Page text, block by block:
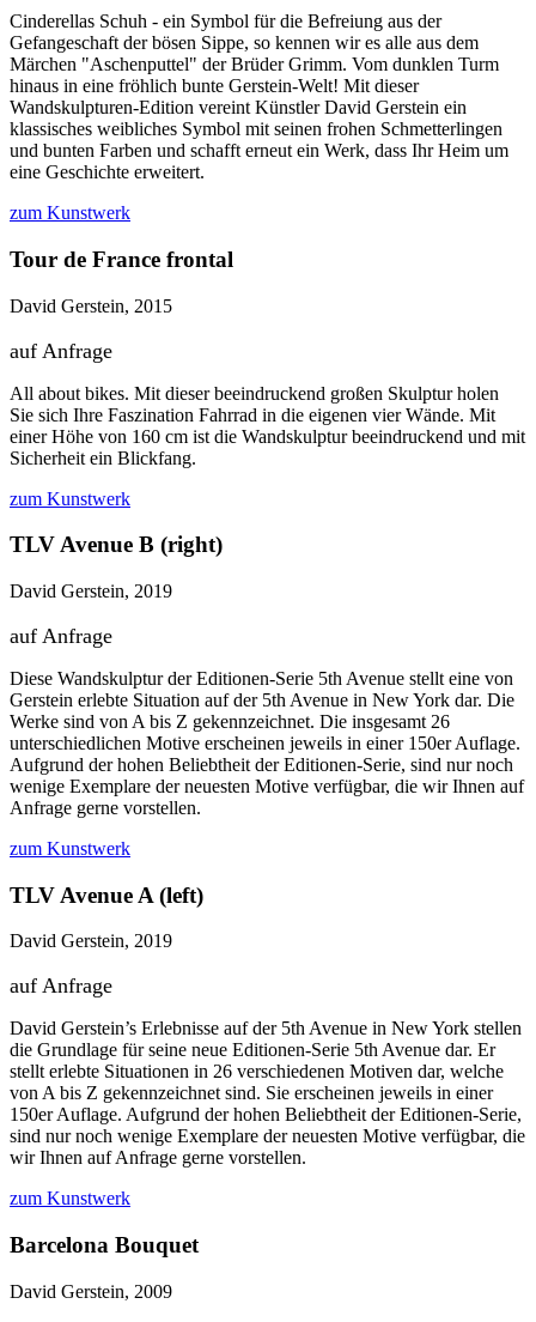
Cinderellas Schuh - ein Symbol für die Befreiung aus der
Gefangeschaft der bösen Sippe, so kennen wir es alle aus dem
Märchen "Aschenputtel" der Brüder Grimm. Vom dunklen Turm
hinaus in eine fröhlich bunte Gerstein-Welt! Mit dieser
Wandskulpturen-Edition vereint Künstler David Gerstein ein
klassisches weibliches Symbol mit seinen frohen Schmetterlingen
und bunten Farben und schafft erneut ein Werk, dass Ihr Heim um
eine Geschichte erweitert.
zum Kunstwerk
Tour de France frontal
David Gerstein, 2015
auf Anfrage
All about bikes. Mit dieser beeindruckend großen Skulptur holen
Sie sich Ihre Faszination Fahrrad in die eigenen vier Wände. Mit
einer Höhe von 160 cm ist die Wandskulptur beeindruckend und mit
Sicherheit ein Blickfang.
zum Kunstwerk
TLV Avenue B (right)
David Gerstein, 2019
auf Anfrage
Diese Wandskulptur der Editionen-Serie 5th Avenue stellt eine von
Gerstein erlebte Situation auf der 5th Avenue in New York dar. Die
Werke sind von A bis Z gekennzeichnet. Die insgesamt 26
unterschiedlichen Motive erscheinen jeweils in einer 150er Auflage.
Aufgrund der hohen Beliebtheit der Editionen-Serie, sind nur noch
wenige Exemplare der neuesten Motive verfügbar, die wir Ihnen auf
Anfrage gerne vorstellen.
zum Kunstwerk
TLV Avenue A (left)
David Gerstein, 2019
auf Anfrage
David Gerstein’s Erlebnisse auf der 5th Avenue in New York stellen
die Grundlage für seine neue Editionen-Serie 5th Avenue dar. Er
stellt erlebte Situationen in 26 verschiedenen Motiven dar, welche
von A bis Z gekennzeichnet sind. Sie erscheinen jeweils in einer
150er Auflage. Aufgrund der hohen Beliebtheit der Editionen-Serie,
sind nur noch wenige Exemplare der neuesten Motive verfügbar, die
wir Ihnen auf Anfrage gerne vorstellen.
zum Kunstwerk
Barcelona Bouquet
David Gerstein, 2009